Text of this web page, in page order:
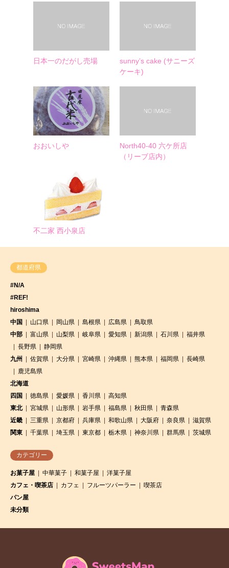
日本一のだがし売場
sunny’s cake (サニーズ
ケーキ)
おおいしや
North40-40 六ケ所店
（リーブ店内）
不二家 西小泉店
都道府県
#N/A
#REF!
hiroshima
中国
山口県 岡山県 島根県 広島県
鳥取県
中部
富山県 山梨県 岐阜県 愛知県 新潟県 石川県
福井県
長野県
静岡県
九州
佐賀県 大分県 宮崎県 沖縄県 熊本県 福岡県
長崎県
鹿児島県
北海道
四国
徳島県 愛媛県 香川県
高知県
東北
宮城県 山形県 岩手県 福島県 秋田県
青森県
近畿
三重県 京都府 兵庫県 和歌山県 大阪府 奈良県
滋賀県
関東
千葉県 埼玉県 東京都 栃木県 神奈川県 群馬県 茨城県
カテゴリー
お菓子屋 中華菓子 和菓子屋
洋菓子屋
カフェ・喫茶店
カフェ フルーツパーラー
喫茶店
パン屋
未分類